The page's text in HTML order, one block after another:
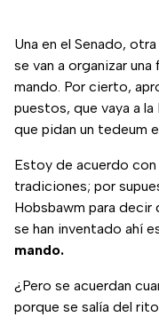
Una en el Senado, otra
se van a organizar
mando. Por cierto,
puestos, que vaya a la
que pidan un tedeum
Estoy de acuerdo con
tradiciones; por
Hobsbawm para decir
se han inventado ahí
mando.
¿Pero se acuerdan
porque se salía del